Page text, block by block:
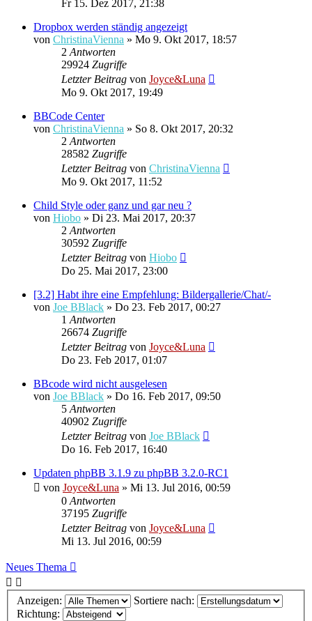
Fr 15. Dez 2017, 21:38
Dropbox werden ständig angezeigt
von ChristinaVienna » Mo 9. Okt 2017, 18:57
2 Antworten
29924 Zugriffe
Letzter Beitrag von Joyce&Luna
Mo 9. Okt 2017, 19:49
BBCode Center
von ChristinaVienna » So 8. Okt 2017, 20:32
2 Antworten
28582 Zugriffe
Letzter Beitrag von ChristinaVienna
Mo 9. Okt 2017, 11:52
Child Style oder ganz und gar neu ?
von Hiobo » Di 23. Mai 2017, 20:37
2 Antworten
30592 Zugriffe
Letzter Beitrag von Hiobo
Do 25. Mai 2017, 23:00
[3.2] Habt ihre eine Empfehlung: Bildergallerie/Chat/-
von Joe BBlack » Do 23. Feb 2017, 00:27
1 Antworten
26674 Zugriffe
Letzter Beitrag von Joyce&Luna
Do 23. Feb 2017, 01:07
BBcode wird nicht ausgelesen
von Joe BBlack » Do 16. Feb 2017, 09:50
5 Antworten
40902 Zugriffe
Letzter Beitrag von Joe BBlack
Do 16. Feb 2017, 16:40
Updaten phpBB 3.1.9 zu phpBB 3.2.0-RC1
von Joyce&Luna » Mi 13. Jul 2016, 00:59
0 Antworten
37195 Zugriffe
Letzter Beitrag von Joyce&Luna
Mi 13. Jul 2016, 00:59
Neues Thema
Anzeigen:
Sortiere nach:
Richtung: